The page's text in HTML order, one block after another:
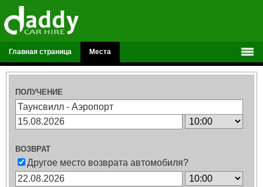
Главная страница Места
ПОЛУЧЕНИЕ
ВОЗВРАТ
Другое место возврата автомобиля?